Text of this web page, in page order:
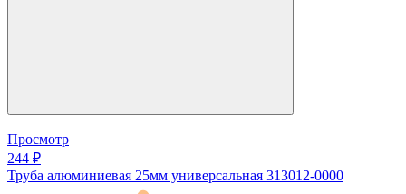
Просмотр
244 ₽
Труба алюминиевая 25мм универсальная 313012-0000